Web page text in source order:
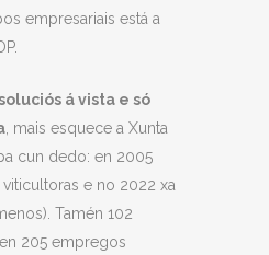
empresariais está a
á vista e só
, mais esquece a Xunta
cun dedo: en 2005
e no 2022 xa
Tamén 102
205 empregos